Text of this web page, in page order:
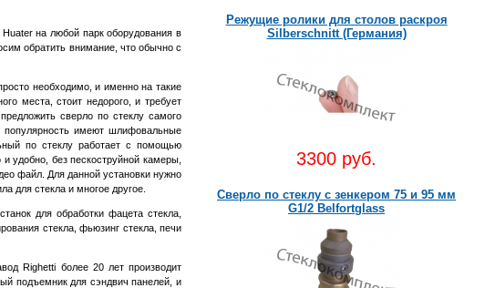
Режущие ролики для столов раскроя
Silberschnitt (Германия)
3300 руб.
Сверло по стеклу c зенкером 75 и 95 мм
G1/2 Belfortglass
на любой парк оборудования в
обратить внимание, что обычно с
необходимо, и именно на такие
места, стоит недорого, и требует
сверло по стеклу самого
популярность имеют шлифовальные
по стеклу работает с помощью
удобно, без пескоструйной камеры,
файл. Для данной установки нужно
для стекла и многое другое.
для обработки фацета стекла,
стекла, фьюзинг стекла, печи
Righetti более 20 лет производит
подъемник для сэндвич панелей, и